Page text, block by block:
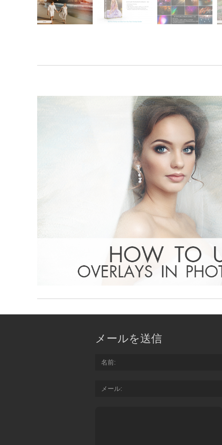
メールを送信
名前
メール